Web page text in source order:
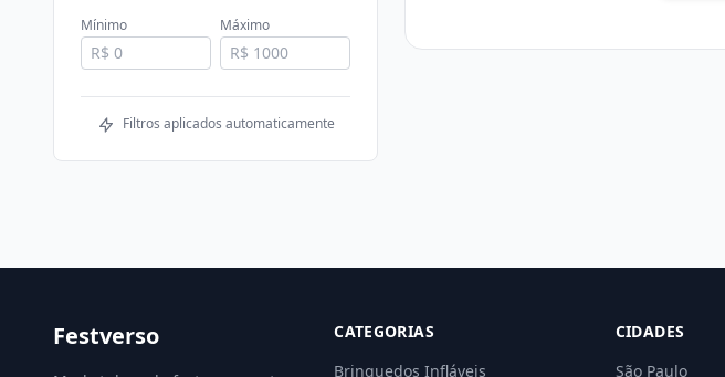
Mínimo Máximo
Filtros aplicados automaticamente
Festverso
CATEGORIAS
Brinquedos Infláveis
CIDADES
São Paulo